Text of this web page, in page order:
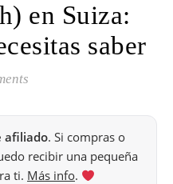
en Suiza:
saber
afiliado. Si compras o
recibir una pequeña
ti. Más info.